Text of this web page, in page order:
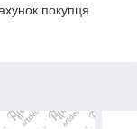
покупця